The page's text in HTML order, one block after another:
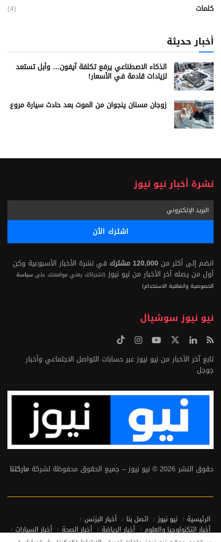
كلمات
(4)
أخبار حديثة
الذكاء الاصطناعي يرفع تكلفة آيفون… وأبل تستعد
لزيادات قادمة في الأسعار!
زوجان مسنان ينجوان من الموت بعد حادث سيارة مروع
نشرة أخبار نيو نيوز
انضم إلى أكثر من 120,000 مشترك
في نشرة الأخبار الأسبوعية وكن
أول من يصله آخر الأخبار من نيو نيوز (اشتراكك يعني موافقتك على سياسة
الخصوصية واتفاقية الاستخدام)
نيو نيوز سوشيال
تابع آخر الأخبار من نيو نيوز عبر حسابات التواصل الاجتماعي وأخبار
جوجل
حقوق النشر 2026 © نيو نيوز – جميع الحقوق محفوظة لشركة ماركتنا
الرئيسية نيو نيوز اتصل بنا
أخبار البزنس
أخبار التكنولوجيا والعلوم
أخبار الرياضة أخبار الصحة
أخبار السيارات